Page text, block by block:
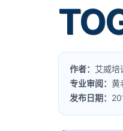
作者： 艾威培
专业审阅：黄
发布日期：